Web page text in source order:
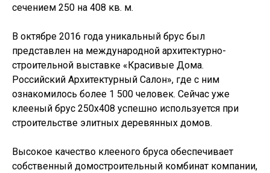
сечением 250 на 408 кв. м.
В октябре 2016 года уникальный брус был
представлен на международной архитектурно-
строительной выставке «Красивые Дома.
Российский Архитектурный Салон», где с ним
ознакомилось более 1 500 человек. Сейчас уже
клееный брус 250х408 успешно используется при
строительстве элитных деревянных домов.
Высокое качество клееного бруса обеспечивает
собственный домостроительный комбинат компании,